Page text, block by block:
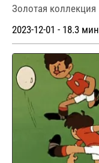
Золотая коллекция
2023-12-01 - 18.3 мин